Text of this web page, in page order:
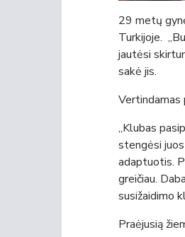
29 metų
Turkijoje.
jautėsi
sakė jis.
Vertindamas
„Klubas
stengėsi
adaptuotis.
greičiau.
susižaidimo
Praėjusią